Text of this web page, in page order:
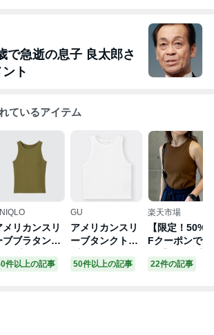
で急逝の息子 良太郎さ
ト
ているアイテム
メリカンスリ
ブブラタンク
件以上の記事
GU
アメリカンスリ
ーブタンクトッ
50件以上の記事
楽天市場
【限定！
Fクーポンで
きアメスリタ
22件の記事